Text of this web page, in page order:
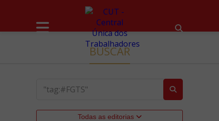
BUSCAR
Todas as editorias